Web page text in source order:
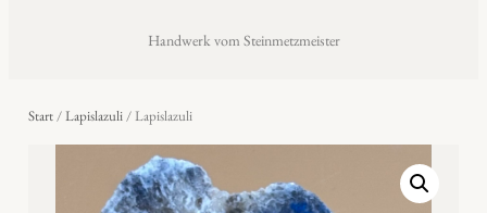
Handwerk vom Steinmetzmeister
Start/Lapislazuli/ Lapislazuli